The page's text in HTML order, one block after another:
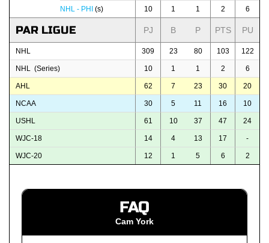
NHL - PHI (s) 10 1 1 2 6
PAR LIGUE PJ B P PTS PU
NHL 309 23 80 103 122
NHL (Series) 10 1 1 2 6
AHL 62 7 23 30 20
NCAA 30 5 11 16 10
USHL 61 10 37 47 24
WJC-18 14 4 13 17 -
WJC-20 12 1 5 6 2
FAQ
Cam York